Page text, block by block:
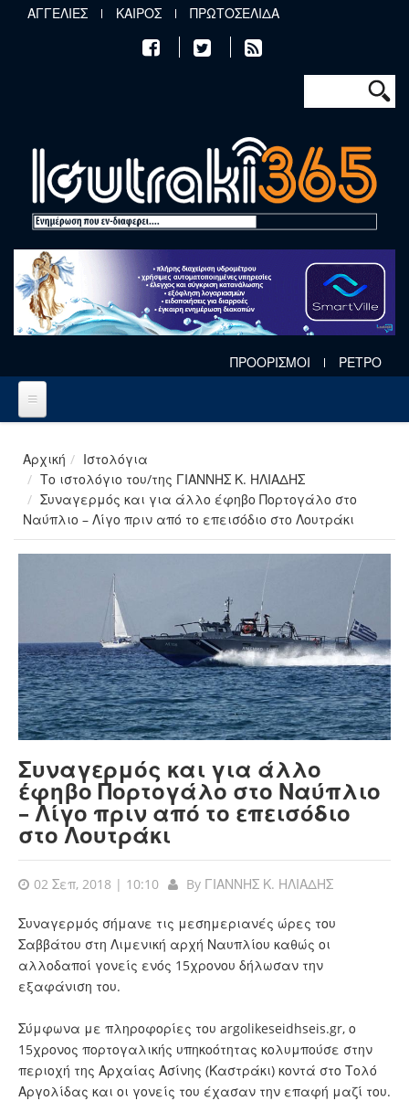
Παράκαμψη προς το κυρίως περιεχόμενο
ΑΓΓΕΛΙΕΣ ΚΑΙΡΟΣ ΠΡΩΤΟΣΕΛΙΔΑ
Φόρμα
Αναζήτηση
ΠΡΟΟΡΙΣΜΟΙ ΡΕΤΡΟ
Αρχική
Ιστολόγια
Το ιστολόγιο του/της ΓΙΑΝΝΗΣ Κ. ΗΛΙΑΔΗΣ
Συναγερμός και για άλλο έφηβο Πορτογάλο στο
Ναύπλιο – Λίγο πριν από το επεισόδιο στο Λουτράκι
Συναγερμός και για άλλο
έφηβο Πορτογάλο στο Ναύπλιο
– Λίγο πριν από το επεισόδιο
στο Λουτράκι
02 Σεπ, 2018 | 10:10 By ΓΙΑΝΝΗΣ Κ. ΗΛΙΑΔΗΣ
Συναγερμός σήμανε τις μεσημεριανές ώρες του
Σαββάτου στη Λιμενική αρχή Ναυπλίου καθώς οι
αλλοδαποί γονείς ενός 15χρονου δήλωσαν την
εξαφάνιση του.
Σύμφωνα με πληροφορίες του argolikeseidhseis.gr, ο
15χρονος πορτογαλικής υπηκοότητας κολυμπούσε στην
περιοχή της Αρχαίας Ασίνης (Καστράκι) κοντά στο Τολό
Αργολίδας και οι γονείς του έχασαν την επαφή μαζί του.